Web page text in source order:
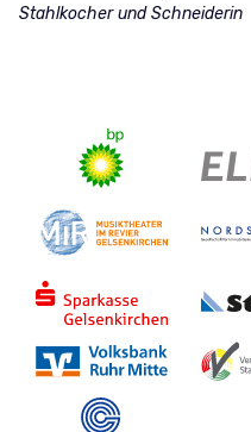
Stahlkocher und Schneiderin